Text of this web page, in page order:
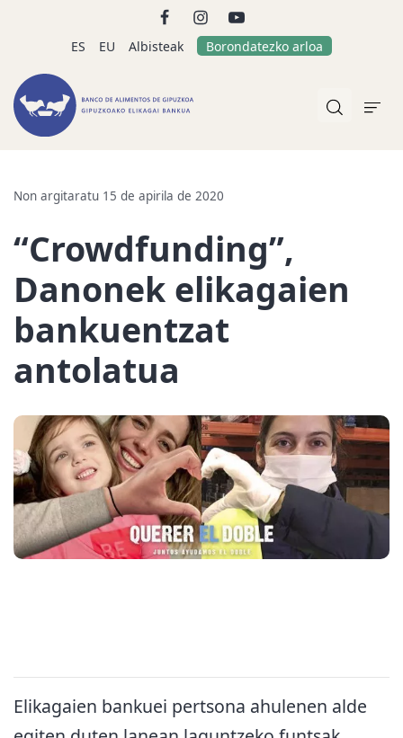
ES EU Albisteak Borondatezko arloa
Non argitaratu 15 de apirila de 2020
“Crowdfunding”,
Danonek elikagaien
bankuentzat
antolatua
Elikagaien bankuei pertsona ahulenen alde